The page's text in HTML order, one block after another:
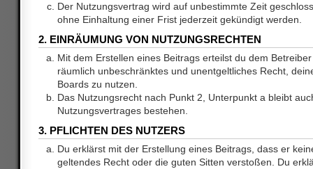
Der Nutzungsvertrag wird auf unbestimmte Zeit
ohne Einhaltung einer Frist jederzeit gekündigt werden.
2. EINRÄUMUNG VON NUTZUNGSRECHTEN
Mit dem Erstellen eines Beitrags erteilst du dem
räumlich unbeschränktes und unentgeltliches Recht,
Boards zu nutzen.
Das Nutzungsrecht nach Punkt 2, Unterpunkt a bleibt
Nutzungsvertrages bestehen.
3. PFLICHTEN DES NUTZERS
Du erklärst mit der Erstellung eines Beitrags, dass er
geltendes Recht oder die guten Sitten verstoßen. Du